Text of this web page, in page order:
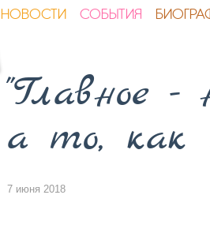
НОВОСТИ СОБЫТИЯ
"Главное
а то, как
7 июня 2018